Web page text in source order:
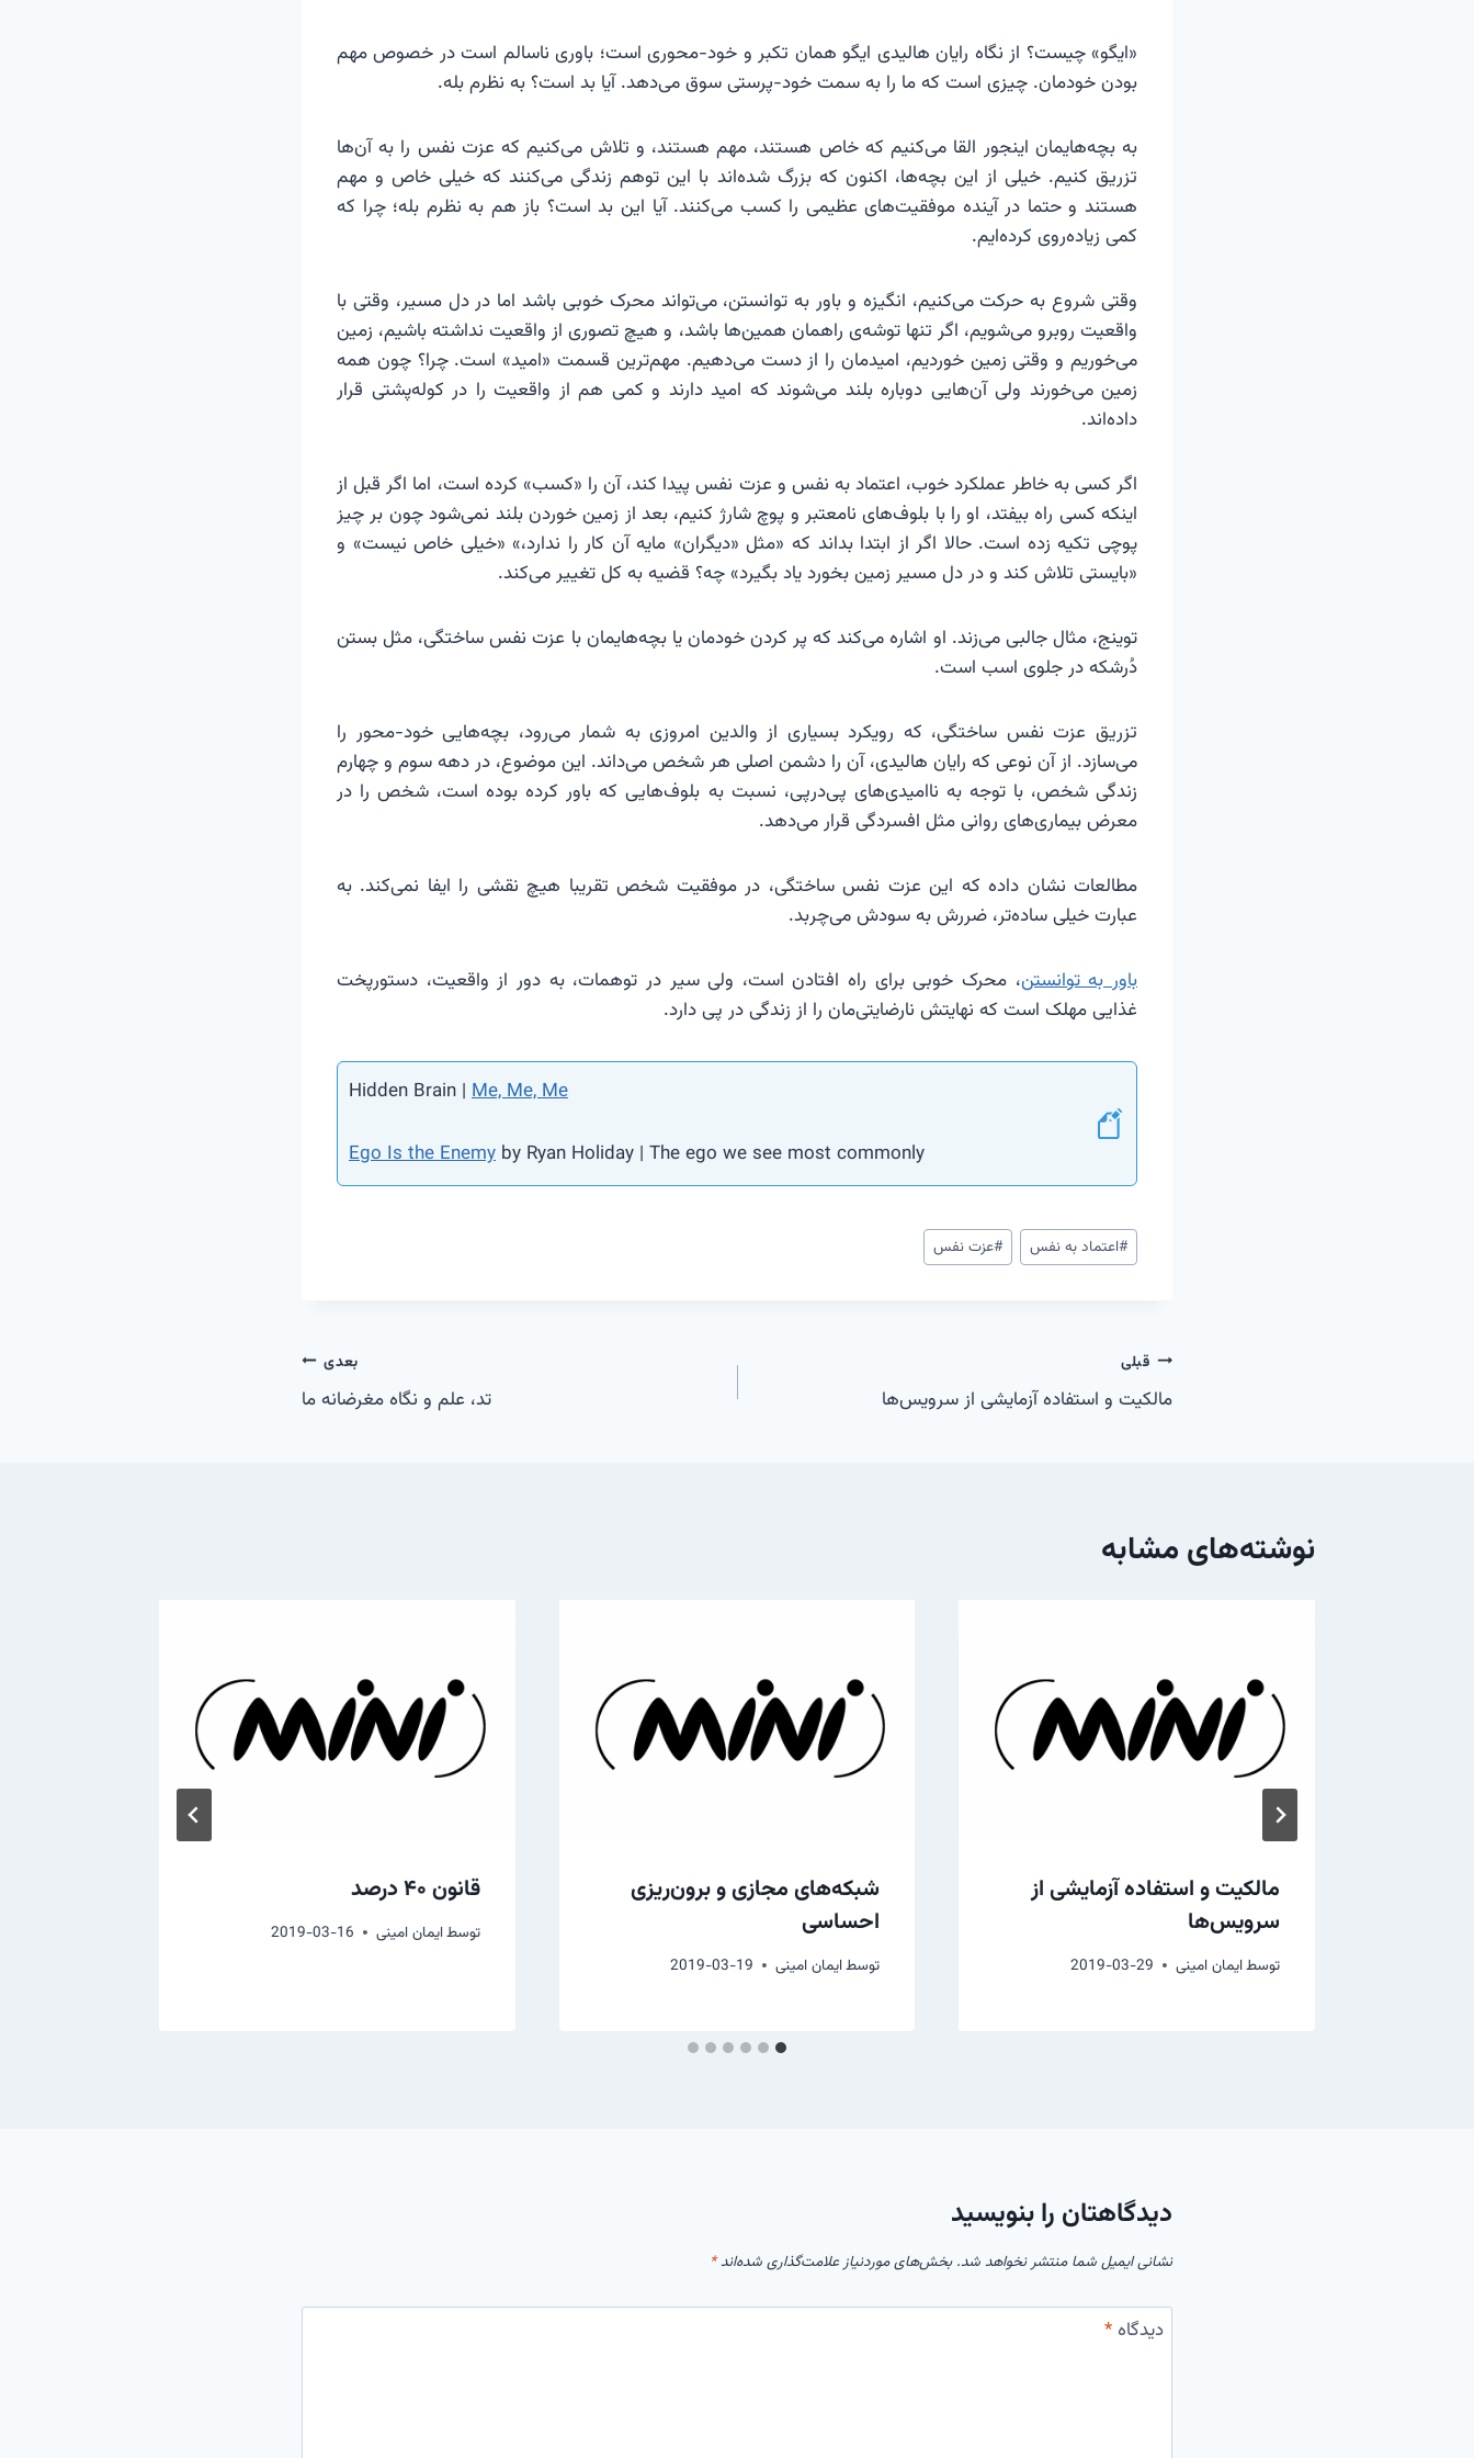
«ایگو» چیست؟ از نگاه رایان هالیدی ایگو همان تکبر و خود-محوری است؛ باوری ناسالم است در خصوص مهم
بودن خودمان. چیزی است که ما را به سمت خود-پرستی سوق می‌دهد. آیا بد است؟ به نظرم بله.
به بچه‌هایمان اینجور القا می‌کنیم که خاص هستند، مهم هستند، و تلاش می‌کنیم که عزت نفس را به آن‌ها
تزریق کنیم. خیلی از این بچه‌ها، اکنون که بزرگ شده‌اند با این توهم زندگی می‌کنند که خیلی خاص و مهم
هستند و حتما در آینده موفقیت‌های عظیمی را کسب می‌کنند. آیا این بد است؟ باز هم به نظرم بله؛ چرا که
کمی زیاده‌روی کرده‌ایم.
وقتی شروع به حرکت می‌کنیم، انگیزه و باور به توانستن، می‌تواند محرک خوبی باشد اما در دل مسیر، وقتی با
واقعیت روبرو می‌شویم، اگر تنها توشه‌ی راهمان همین‌ها باشد، و هیچ تصوری از واقعیت نداشته باشیم، زمین
می‌خوریم و وقتی زمین خوردیم، امیدمان را از دست می‌دهیم. مهم‌ترین قسمت «امید» است. چرا؟ چون همه
زمین می‌خورند ولی آن‌هایی دوباره بلند می‌شوند که امید دارند و کمی هم از واقعیت را در کوله‌پشتی قرار
داده‌اند.
اگر کسی به خاطر عملکرد خوب، اعتماد به نفس و عزت نفس پیدا کند، آن را «کسب» کرده است، اما اگر قبل از
اینکه کسی راه بیفتد، او را با بلوف‌های نامعتبر و پوچ شارژ کنیم، بعد از زمین خوردن بلند نمی‌شود چون بر چیز
پوچی تکیه زده است. حالا اگر از ابتدا بداند که «مثل «دیگران» مایه آن کار را ندارد،» «خیلی خاص نیست» و
«بایستی تلاش کند و در دل مسیر زمین بخورد یاد بگیرد» چه؟ قضیه به کل تغییر می‌کند.
توینج، مثال جالبی می‌زند. او اشاره می‌کند که پر کردن خودمان یا بچه‌هایمان با عزت نفس ساختگی، مثل بستن
دُرشکه در جلوی اسب است.
تزریق عزت نفس ساختگی، که رویکرد بسیاری از والدین امروزی به شمار می‌رود، بچه‌هایی خود-محور را
می‌سازد. از آن نوعی که رایان هالیدی، آن را دشمن اصلی هر شخص می‌داند. این موضوع، در دهه سوم و چهارم
زندگی شخص، با توجه به ناامیدی‌های پی‌در‌پی، نسبت به بلوف‌هایی که باور کرده بوده است، شخص را در
معرض بیماری‌های روانی مثل افسردگی قرار می‌دهد.
مطالعات نشان داده که این عزت نفس ساختگی، در موفقیت شخص تقریبا هیچ نقشی را ایفا نمی‌کند. به
عبارت خیلی ساده‌تر، ضررش به سودش می‌چربد.
باور به توانستن، محرک خوبی برای راه افتادن است، ولی سیر در توهمات، به دور از واقعیت، دستورپخت
غذایی مهلک است که نهایتش نارضایتی‌مان را از زندگی در پی دارد.
Hidden Brain | Me, Me, Me
Ego Is the Enemy by Ryan Holiday | The ego we see most commonly
برچسب‌های
نوشته:
#اعتماد به نفس #عزت نفس
راهبری
نوشته
قبلی
مالکیت و استفاده آزمایشی از سرویس‌ها
بعدی
تد، علم و نگاه مغرضانه ما
نوشته‌های مشابه
مالکیت و استفاده آزمایشی از
سرویس‌ها
توسطایمان امینی 2019-03-29
شبکه‌های مجازی و برون‌ریزی
احساسی
توسطایمان امینی 2019-03-19
قانون ۴۰ درصد
توسطایمان امینی 2019-03-16
دیدگاهتان را بنویسید
نشانی ایمیل شما منتشر نخواهد شد. بخش‌های موردنیاز علامت‌گذاری شده‌اند*
دیدگاه*